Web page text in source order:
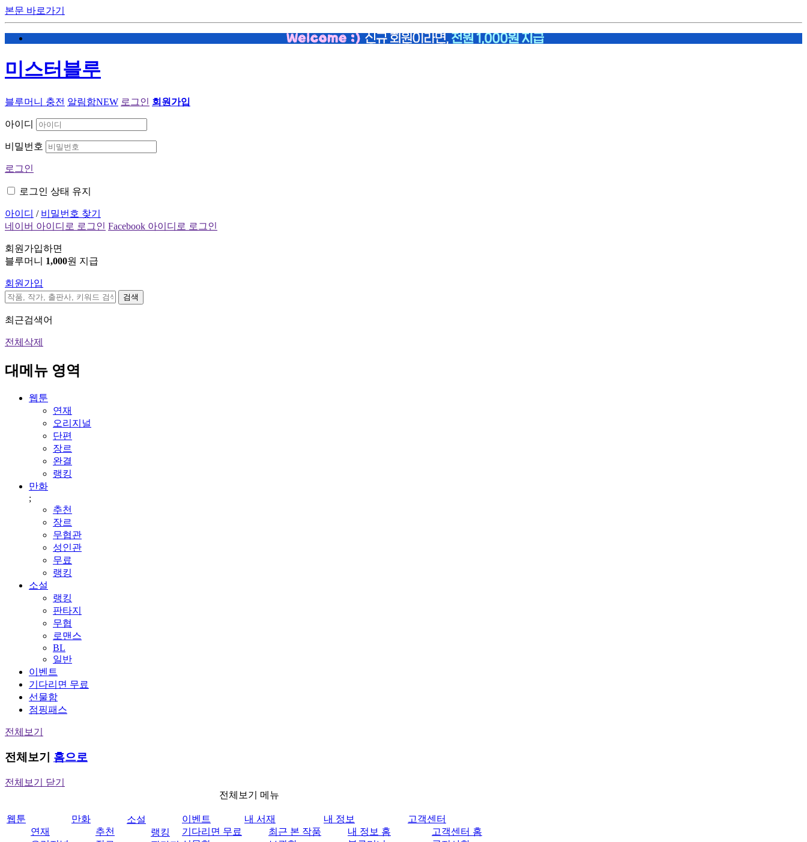
본문 바로가기
미스터블루
블루머니 충전 알림함NEW 로그인 회원가입
아이디
비밀번호
로그인
로그인 상태 유지
아이디 / 비밀번호 찾기
네이버 아이디로 로그인 Facebook 아이디로 로그인
회원가입하면
블루머니 1,000원 지급
회원가입
검색
최근검색어
전체삭제
대메뉴 영역
웹툰
연재
오리지널
단편
장르
완결
랭킹
만화
;
추천
장르
무협관
성인관
무료
랭킹
소설
랭킹
판타지
무협
로맨스
BL
일반
이벤트
기다리면 무료
선물함
점핑패스
전체보기
전체보기 홈으로
전체보기 닫기
전체보기 메뉴
웹툰
연재
만화
추천
소설
랭킹
이벤트
기다리면 무료
내 서재
최근 본 작품
내 정보
내 정보 홈
고객센터
고객센터 홈